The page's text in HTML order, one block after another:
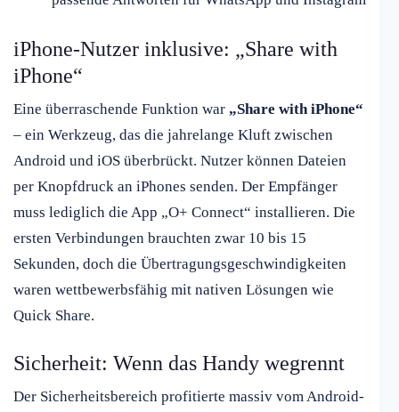
iPhone-Nutzer inklusive: „Share with
iPhone“
Eine überraschende Funktion war „Share with iPhone“
– ein Werkzeug, das die jahrelange Kluft zwischen
Android und iOS überbrückt. Nutzer können Dateien
per Knopfdruck an iPhones senden. Der Empfänger
muss lediglich die App „O+ Connect“ installieren. Die
ersten Verbindungen brauchten zwar 10 bis 15
Sekunden, doch die Übertragungsgeschwindigkeiten
waren wettbewerbsfähig mit nativen Lösungen wie
Quick Share.
Sicherheit: Wenn das Handy wegrennt
Der Sicherheitsbereich profitierte massiv vom Android-